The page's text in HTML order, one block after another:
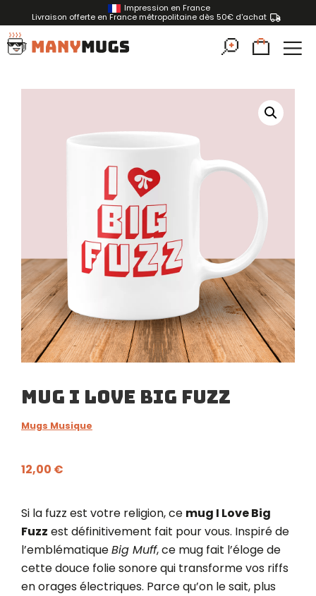
Impression en France
Livraison offerte en France métropolitaine dès 50€ d'achat
Mug I Love Big Fuzz
Mugs Musique
12,00 €
Si la fuzz est votre religion, ce mug I Love Big
Fuzz est définitivement fait pour vous. Inspiré de
l’emblématiqueBig Muff, ce mug fait l’éloge de
cette douce folie sonore qui transforme vos riffs
en orages électriques. Parce qu’on le sait, plus